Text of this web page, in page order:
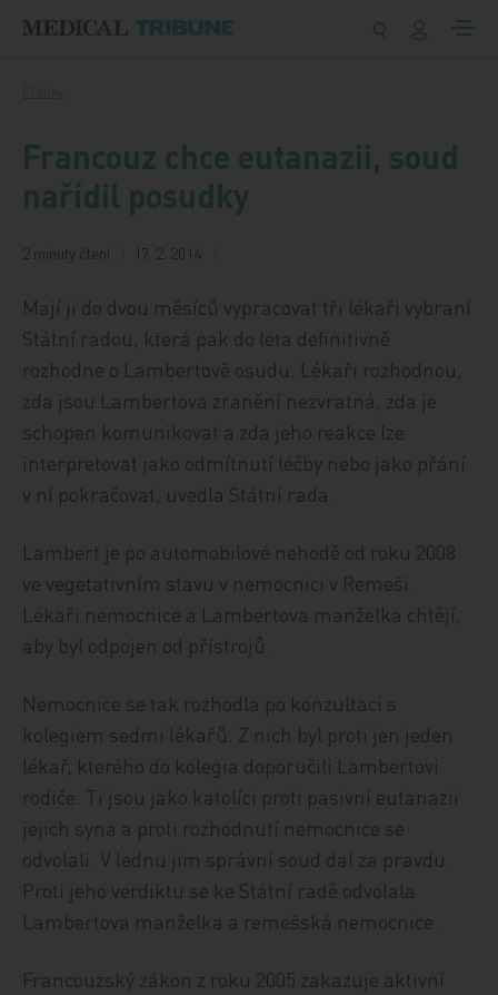
Francouz chce eutanazii, soud
nařídil posudky
2 minuty čtení 17. 2. 2014
Mají ji do dvou měsíců vypracovat tři lékaři vybraní
Státní radou, která pak do léta definitivně
rozhodne o Lambertově osudu. Lékaři rozhodnou,
zda jsou Lambertova zranění nezvratná, zda je
schopen komunikovat a zda jeho reakce lze
interpretovat jako odmítnutí léčby nebo jako přání
v ní pokračovat, uvedla Státní rada.
Lambert je po automobilové nehodě od roku 2008
ve vegetativním stavu v nemocnici v Remeši.
Lékaři nemocnice a Lambertova manželka chtějí,
aby byl odpojen od přístrojů.
Nemocnice se tak rozhodla po konzultaci s
kolegiem sedmi lékařů. Z nich byl proti jen jeden
lékař, kterého do kolegia doporučili Lambertovi
rodiče. Ti jsou jako katolíci proti pasivní eutanazii
jejich syna a proti rozhodnutí nemocnice se
odvolali. V lednu jim správní soud dal za pravdu.
Proti jeho verdiktu se ke Státní radě odvolala
Lambertova manželka a remešská nemocnice.
Francouzský zákon z roku 2005 zakazuje aktivní